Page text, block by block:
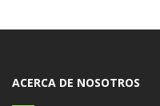
ACERCA DE NOSOTROS